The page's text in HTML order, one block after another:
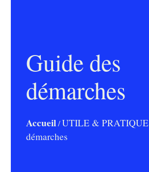
Guide des
démarches
Accueil/UTILE & PRATIQUE
démarches